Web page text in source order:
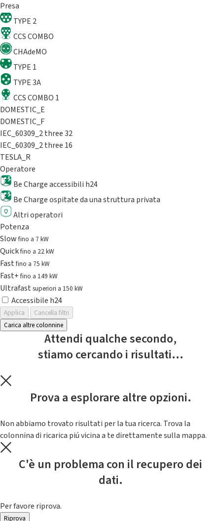
Presa
TYPE 2
CCS COMBO
CHAdeMO
TYPE 1
TYPE 3A
CCS COMBO 1
DOMESTIC_E
DOMESTIC_F
IEC_60309_2 three 32
IEC_60309_2 three 16
TESLA_R
Operatore
Be Charge accessibili h24
Be Charge ospitate da una struttura privata
Altri operatori
Potenza
Slowfino a 7 kW
Quickfino a 22 kW
Fastfino a 75 kW
Fast+fino a 149 kW
Ultrafast superiori a 150 kW
Accessibile h24
Applica
Cancella filtri
Carica altre colonnine
Attendi qualche secondo,
stiamo cercando i risultati...
Prova a esplorare altre opzioni.
Non abbiamo trovato risultati per la tua ricerca. Trova la
colonnina di ricarica piú vicina a te direttamente sulla mappa.
C'è un problema con il recupero dei
dati.
Per favore riprova.
Riprova